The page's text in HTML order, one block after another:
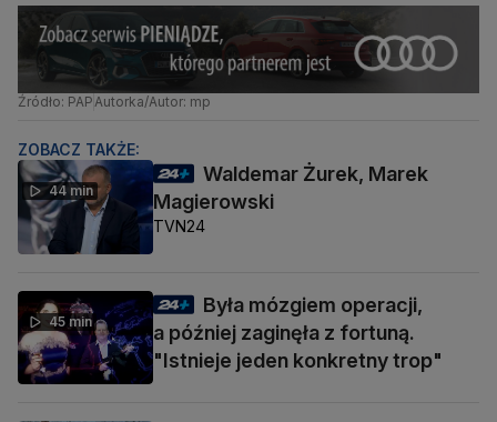
Źródło: PAPAutorka/Autor: mp
ZOBACZ TAKŻE:
44 min
Waldemar Żurek, Marek
Magierowski
TVN24
45 min
Była mózgiem operacji,
a później zaginęła z fortuną.
"Istnieje jeden konkretny trop"